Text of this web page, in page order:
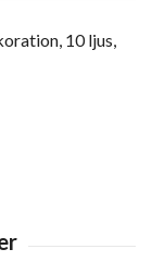
10 ljus,